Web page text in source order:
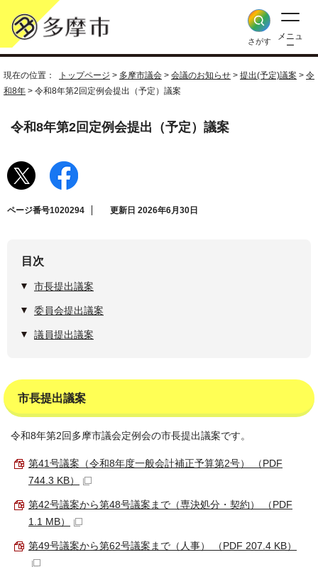
さがす
メニュ
ー
現在の位置： トップページ > 多摩市議会 > 会議のお知らせ > 提出(予定)議案 > 令
和8年 > 令和8年第2回定例会提出（予定）議案
令和8年第2回定例会提出（予定）議案
ページ番号1020294 更新日 2026年6月30日
目次
市長提出議案
委員会提出議案
議員提出議案
市長提出議案
令和8年第2回多摩市議会定例会の市長提出議案です。
第41号議案（令和8年度一般会計補正予算第2号） （PDF
744.3 KB）
第42号議案から第48号議案まで（専決処分・契約） （PDF
1.1 MB）
第49号議案から第62号議案まで（人事） （PDF 207.4 KB）